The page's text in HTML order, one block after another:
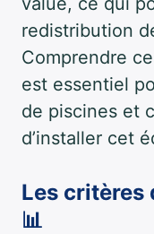
redistribution
Comprendre
est essentiel
de piscines et
d’installer cet
Les critères
📊